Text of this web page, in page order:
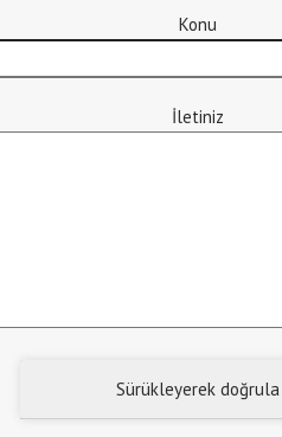
Konu
İletiniz
Sürükleyerek doğrula